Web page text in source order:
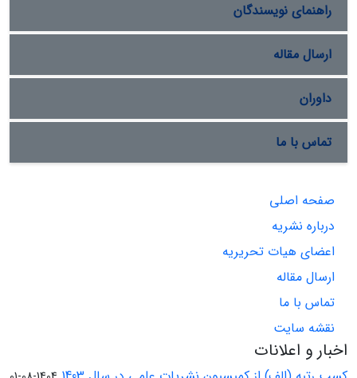
راهنمای نویسندگان
ارسال مقاله
داوران
تماس با ما
صفحه اصلی
درباره نشریه
اعضای هیات تحریریه
ارسال مقاله
تماس با ما
نقشه سایت
اخبار و اعلانات